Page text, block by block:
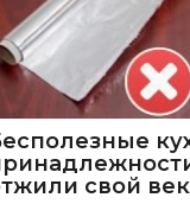
свой век